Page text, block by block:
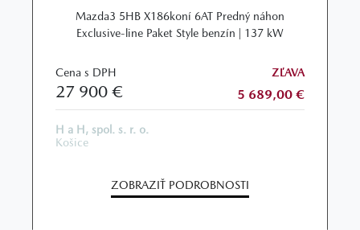
Mazda3 5HB X186koní 6AT Predný náhon
Exclusive-line Paket Style benzín | 137 kW
Cena s DPH
27 900 €
ZĽAVA
5 689,00 €
H a H, spol. s. r. o.
Košice
ZOBRAZIŤ PODROBNOSTI